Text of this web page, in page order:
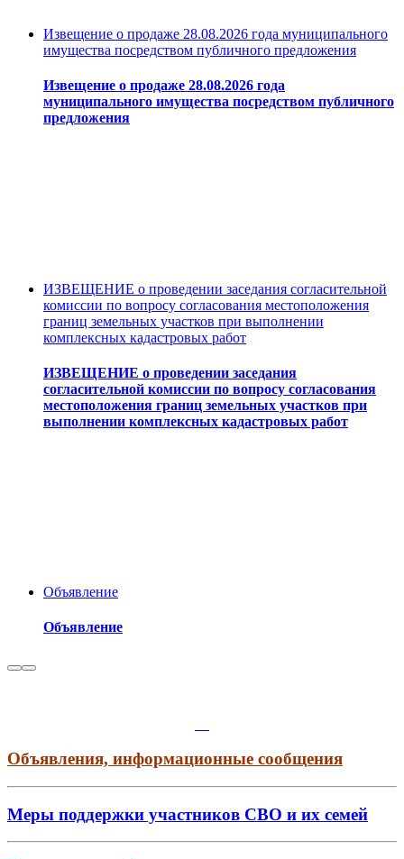
Извещение о продаже 28.08.2026 года муниципального
имущества посредством публичного предложения
Извещение о продаже 28.08.2026 года
муниципального имущества посредством публичного
предложения
ИЗВЕЩЕНИЕ о проведении заседания согласительной
комиссии по вопросу согласования местоположения
границ земельных участков при выполнении
комплексных кадастровых работ
ИЗВЕЩЕНИЕ о проведении заседания
согласительной комиссии по вопросу согласования
местоположения границ земельных участков при
выполнении комплексных кадастровых работ
Объявление
Объявление
Объявления, информационные сообщения
Меры поддержки участников СВО и их семей